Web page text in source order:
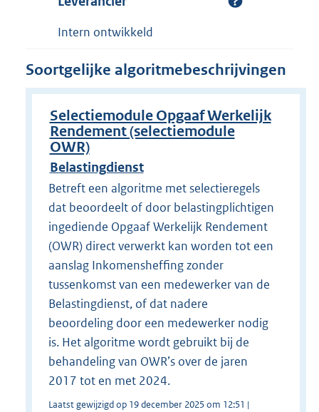
Intern ontwikkeld
Soortgelijke algoritmebeschrijvingen
Selectiemodule Opgaaf Werkelijk
Rendement (selectiemodule
OWR)
Belastingdienst
Betreft een algoritme met selectieregels
dat beoordeelt of door belastingplichtigen
ingediende Opgaaf Werkelijk Rendement
(OWR) direct verwerkt kan worden tot een
aanslag Inkomensheffing zonder
tussenkomst van een medewerker van de
Belastingdienst, of dat nadere
beoordeling door een medewerker nodig
is. Het algoritme wordt gebruikt bij de
behandeling van OWR’s over de jaren
2017 tot en met 2024.
Laatst gewijzigd op 19 december 2025 om 12:51 |